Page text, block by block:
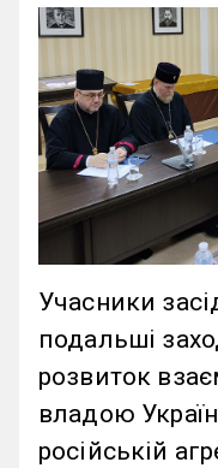
Учасники
подальші
розвиток
владою
російській